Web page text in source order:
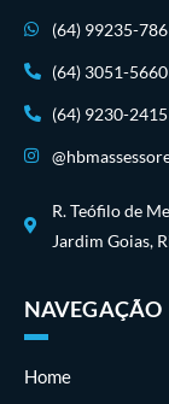
(64) 99235-
(64) 3051-5660
(64) 9230-2415
R. Teófilo de
Jardim Goias,
NAVEGAÇÃO
Home